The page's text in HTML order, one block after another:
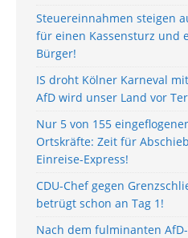
Steuereinnahmen steigen
für einen Kassensturz und
Bürger!
IS droht Kölner Karneval
AfD wird unser Land vor
Nur 5 von 155
Ortskräfte: Zeit für
Einreise-Express!
CDU-Chef gegen
betrügt schon an Tag 1!
Nach dem fulminanten